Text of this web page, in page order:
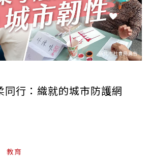
同行：織就的城市防護網
教育